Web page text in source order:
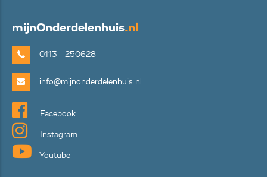
mijnOnderdelenhuis.nl
0113 - 250628
info@mijnonderdelenhuis.nl
Facebook
Instagram
Youtube